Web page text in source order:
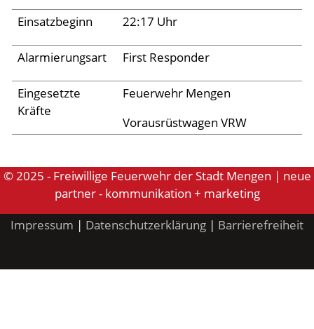
Archiv 2024
Archiv 2023
Archiv 2022
Archiv 2021
Archiv 2018
Archiv 2017
Archiv 2016
Einsatzbeginn 22:17 Uhr
Alarmierungsart First Responder
Eingesetzte
Kräfte
Feuerwehr Mengen
Vorausrüstwagen VRW
© 2025 - Freiwillige Feuerwehr der Stadt Mengen | neue
partner - kommunikation + marketing
Impressum | Datenschutzerklärung | Barrierefreiheit